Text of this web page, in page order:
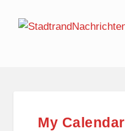
My Calendar